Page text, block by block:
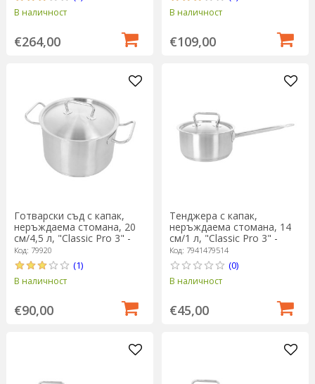
В наличност
€264,00
В наличност
€109,00
Готварски съд с капак,
неръждаема стомана, 20
см/4,5 л, "Classic Pro 3" -
Demeyere
Код: 79920
(1)
В наличност
€90,00
Тенджера с капак,
неръждаема стомана, 14
см/1 л, "Classic Pro 3" -
Demeyere
Код: 7941479514
(0)
В наличност
€45,00